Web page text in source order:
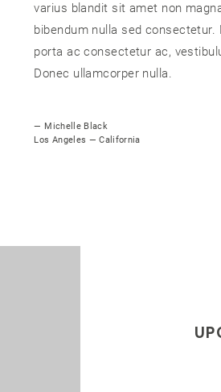
varius blandit sit amet non
bibendum nulla sed consectetur.
porta ac consectetur ac,
Donec ullamcorper nulla.
— Michelle Black
Los Angeles — California